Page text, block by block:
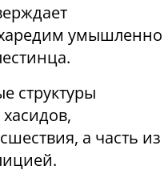
умышленно
структуры
а часть из